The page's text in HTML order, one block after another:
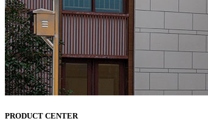
PRODUCT CENTER